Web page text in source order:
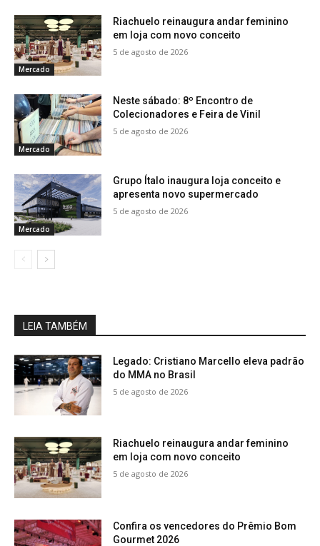
Mercado
Riachuelo reinaugura andar feminino
em loja com novo conceito
5 de agosto de 2026
Mercado
Neste sábado: 8º Encontro de
Colecionadores e Feira de Vinil
5 de agosto de 2026
Mercado
Grupo Ítalo inaugura loja conceito e
apresenta novo supermercado
5 de agosto de 2026
LEIA TAMBÉM
Legado: Cristiano Marcello eleva padrão
do MMA no Brasil
5 de agosto de 2026
Riachuelo reinaugura andar feminino
em loja com novo conceito
5 de agosto de 2026
Confira os vencedores do Prêmio Bom
Gourmet 2026